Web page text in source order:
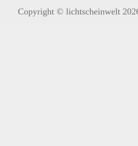
Copyright © lichtscheinwelt